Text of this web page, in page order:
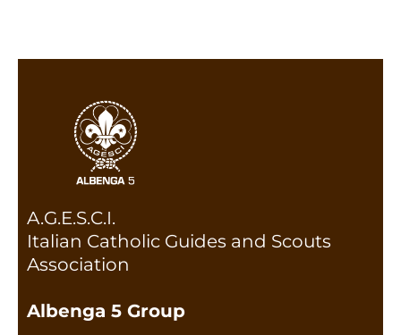
A.G.E.S.C.I.
Italian Catholic Guides and Scouts
Association
Albenga 5 Group